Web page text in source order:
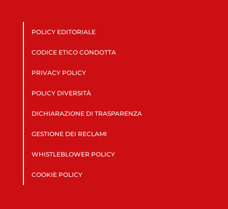
POLICY EDITORIALE
CODICE ETICO CONDOTTA
PRIVACY POLICY
POLICY DIVERSITÀ
DICHIARAZIONE DI TRASPARENZA
GESTIONE DEI RECLAMI
WHISTLEBLOWER POLICY
COOKIE POLICY